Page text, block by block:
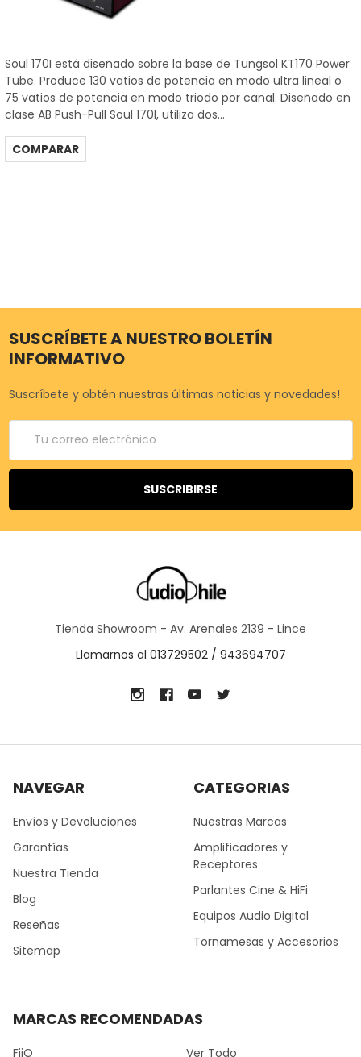
Soul 170I está diseñado sobre la base de Tungsol KT170 Power
Tube. Produce 130 vatios de potencia en modo ultra lineal o
75 vatios de potencia en modo triodo por canal. Diseñado en
clase AB Push-Pull Soul 170I, utiliza dos...
COMPARAR
SUSCRÍBETE A NUESTRO BOLETÍN
INFORMATIVO
Suscríbete y obtén nuestras últimas noticias y novedades!
Correo
electrónico
Tienda Showroom - Av. Arenales 2139 - Lince
Llamarnos al 013729502 / 943694707
NAVEGAR
Envíos y Devoluciones
Garantías
Nuestra Tienda
Blog
Reseñas
Sitemap
CATEGORIAS
Nuestras Marcas
Amplificadores y
Receptores
Parlantes Cine & HiFi
Equipos Audio Digital
Tornamesas y Accesorios
MARCAS RECOMENDADAS
FiiO Ver Todo